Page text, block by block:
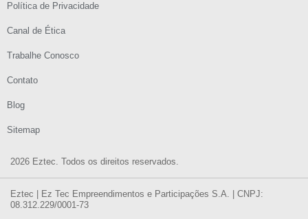
2026 Eztec. Todos os direitos reservados.
Política de Privacidade
Canal de Ética
Trabalhe Conosco
Contato
Blog
Sitemap
Eztec | Ez Tec Empreendimentos e Participações S.A. | CNPJ:
08.312.229/0001-73